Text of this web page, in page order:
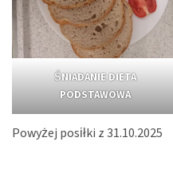
ŚNIADANIE DIETA
PODSTAWOWA
Powyżej posiłki z 31.10.2025